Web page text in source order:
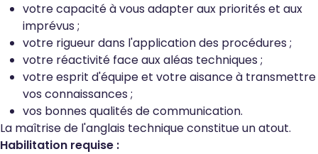
votre capacité à vous adapter aux priorités et aux
imprévus ;
votre rigueur dans l'application des procédures ;
votre réactivité face aux aléas techniques ;
votre esprit d'équipe et votre aisance à transmettre
vos connaissances ;
vos bonnes qualités de communication.
La maîtrise de l'anglais technique constitue un atout.
Habilitation requise :